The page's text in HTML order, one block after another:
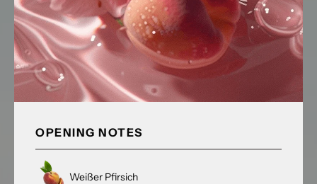
OPENING NOTES
Weißer Pfirsich